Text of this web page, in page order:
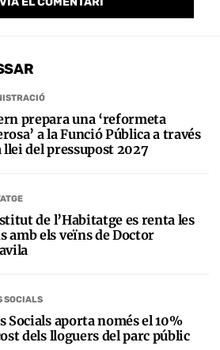
prepara una ‘reformeta
a la Funció Pública a través
llei del pressupost 2027
de l’Habitatge es renta les
amb els veïns de Doctor
SOCIALS
Socials aporta només el 10%
dels lloguers del parc públic